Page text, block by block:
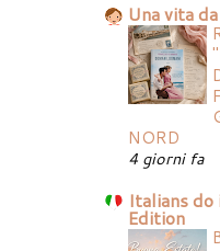
Una vita
NORD
4 giorni fa
Italians
Edition